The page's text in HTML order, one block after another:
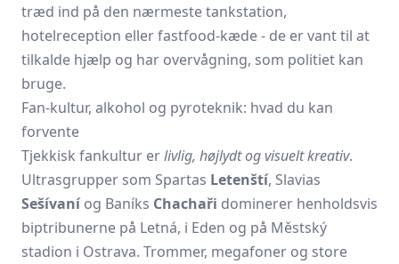
træd ind på den nærmeste tankstation,
hotelreception eller fastfood-kæde - de er vant til at
tilkalde hjælp og har overvågning, som politiet kan
bruge.
Fan-kultur, alkohol og pyroteknik: hvad du kan
forvente
Tjekkisk fankultur erlivlig, højlydt og visuelt kreativ.
Ultras­grupper som Spartas Letenští, Slavias
Sešívaníog Baníks Chachaři dominerer henholdsvis
biptribunerne på Letná, i Eden og på Městský
stadion i Ostrava. Trommer, megafoner og store